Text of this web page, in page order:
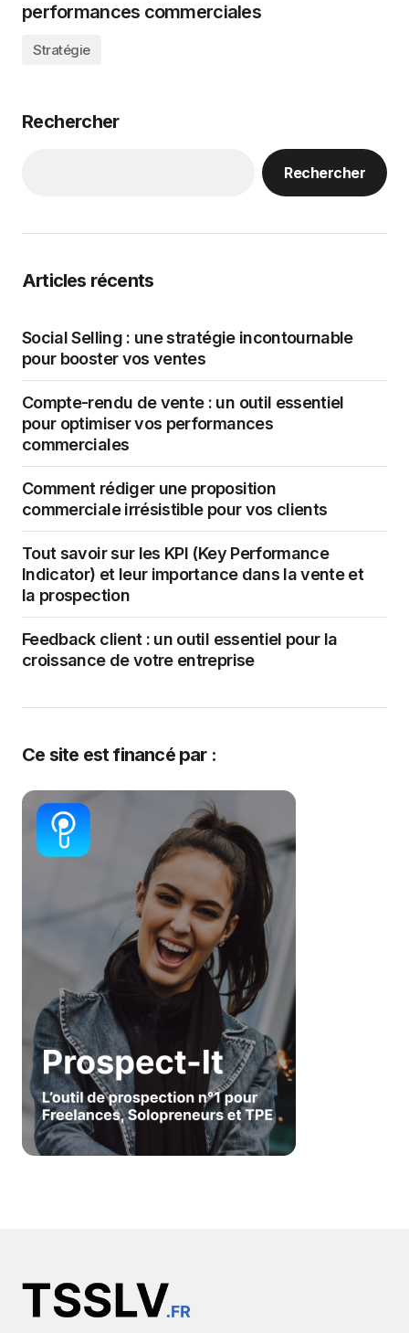
performances commerciales
Stratégie
Rechercher
Rechercher
Articles récents
Social Selling : une stratégie incontournable
pour booster vos ventes
Compte-rendu de vente : un outil essentiel
pour optimiser vos performances
commerciales
Comment rédiger une proposition
commerciale irrésistible pour vos clients
Tout savoir sur les KPI (Key Performance
Indicator) et leur importance dans la vente et
la prospection
Feedback client : un outil essentiel pour la
croissance de votre entreprise
Ce site est financé par :